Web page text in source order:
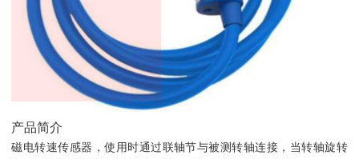
产品简介
磁电转速传感器，使用时通过联轴节与被测转轴连接，当转轴旋转